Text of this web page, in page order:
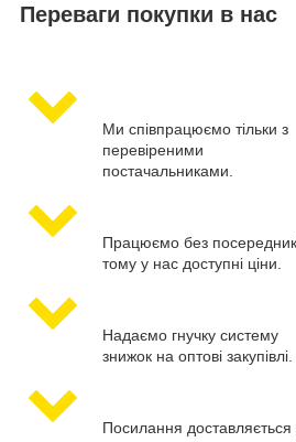
Переваги покупки в нас
Ми співпрацюємо тільки з
перевіреними
постачальниками.
Працюємо без
тому у нас доступні ціни.
Надаємо гнучку систему
знижок на оптові закупівлі.
Посилання доставляється